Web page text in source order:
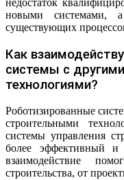
новыми системами, а
существующих
Как
системы с
технологиями?
Роботизированные
строительными
системы управления
более эффективный и
взаимодействие
строительства, от